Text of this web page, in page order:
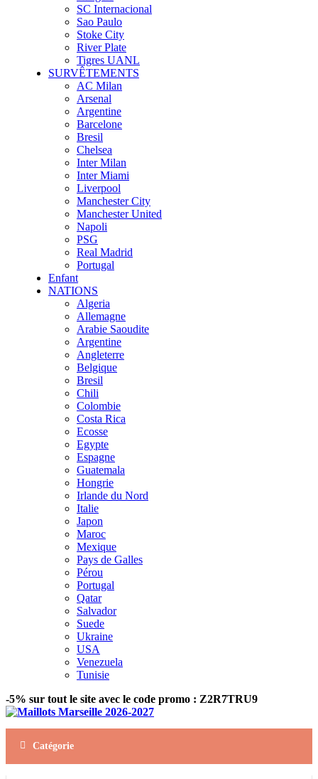
SC Internacional
Sao Paulo
Stoke City
River Plate
Tigres UANL
SURVÊTEMENTS
AC Milan
Arsenal
Argentine
Barcelone
Bresil
Chelsea
Inter Milan
Inter Miami
Liverpool
Manchester City
Manchester United
Napoli
PSG
Real Madrid
Portugal
Enfant
NATIONS
Algeria
Allemagne
Arabie Saoudite
Argentine
Angleterre
Belgique
Bresil
Chili
Colombie
Costa Rica
Ecosse
Egypte
Espagne
Guatemala
Hongrie
Irlande du Nord
Italie
Japon
Maroc
Mexique
Pays de Galles
Pérou
Portugal
Qatar
Salvador
Suede
Ukraine
USA
Venezuela
Tunisie
-5% sur tout le site avec le code promo : Z2R7TRU9
Catégorie